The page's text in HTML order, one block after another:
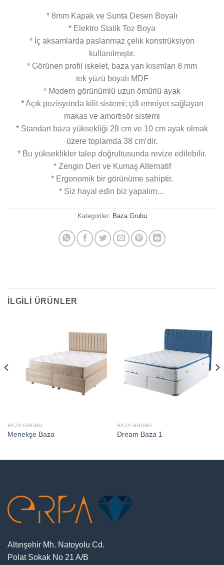
* 8mm Kapak ve Sunta Desen Boyalı
* Elektro Statik Toz Boya
* İç aksamlarda paslanmaz çelik konstrüksiyon
kullanılmıştır.
* Görünen profil iskelet, baza yan kısımları 8 mm
tek yüzü boyalı MDF
* Modern görünümlü uzun ömürlü ayak
* Açık pozisyonda kilit sistemi; çift emniyet sağlayan
makas ve amortisör sistemi
* Standart baza yüksekliği 28 cm ve 10 cm ayak olmak
üzere toplamda 38 cm’dir.
* Bu yükseklikler talep doğrultusunda revize edilebilir.
* Zengin Deri ve Kumaş Alternatif
* Ergonomik bir görünüme sahiptir.
* Siz hayal edin biz yapalım…
Kategoriler: Baza Grubu
İLGILI ÜRÜNLER
BAZA GRUBU
Menekşe Baza
BAZA GRUBU
Dream Baza 1
Altınşehir Mh. Natoyolu Cd.
Polat Sokak No 21 A/B